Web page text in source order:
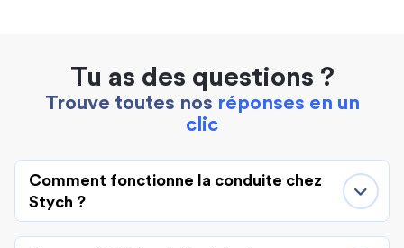
Tu as des questions ?
Trouve toutes nos réponses en un
clic
Comment fonctionne la conduite chez
Stych ?